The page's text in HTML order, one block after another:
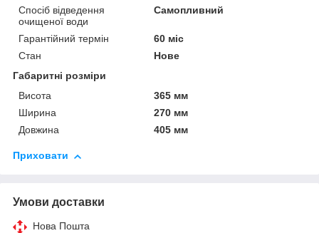
Спосіб відведення
очищеної води
Самопливний
Гарантійний термін
60 міс
Стан
Нове
Габаритні розміри
Висота
365 мм
Ширина
270 мм
Довжина
405 мм
Приховати
Умови доставки
Нова Пошта